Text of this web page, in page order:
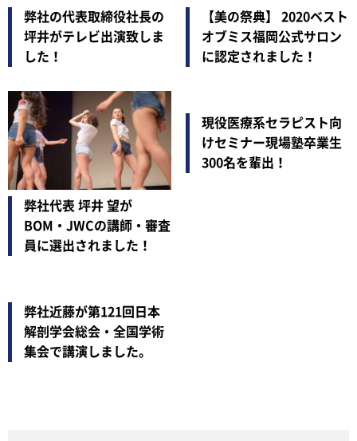
弊社の代表取締役社長の
坪井がテレビ出演致しま
した！
【美の祭典】 2020ベスト
オブミス福岡公式サロン
に認定されました！
弊社代表 坪井 望が
BOM・JWCの講師・審査
員に選出されました！
現役医療系セラピスト向
けセミナー現場塾卒業生
300名を輩出！
弊社近藤が第121回日本
解剖学会総会・全国学術
集会で講演しました。